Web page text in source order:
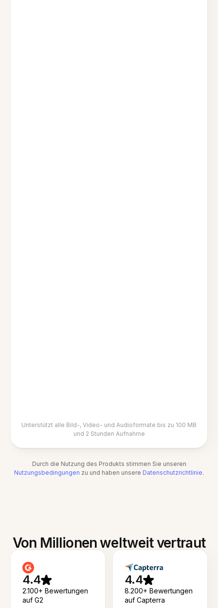
Unterstützt alle Bild-, Video- und Audioformate bis zu 100 MB
und 2 Stunden Aufnahme
Durch die Nutzung des Produkts stimmen Sie unseren
Nutzungsbedingungen zu und haben unsere Datenschutzrichtlinie.
Von Millionen weltweit vertraut
4.4
2.100+ Bewertungen
auf G2
4.4
8.200+ Bewertungen
auf Capterra